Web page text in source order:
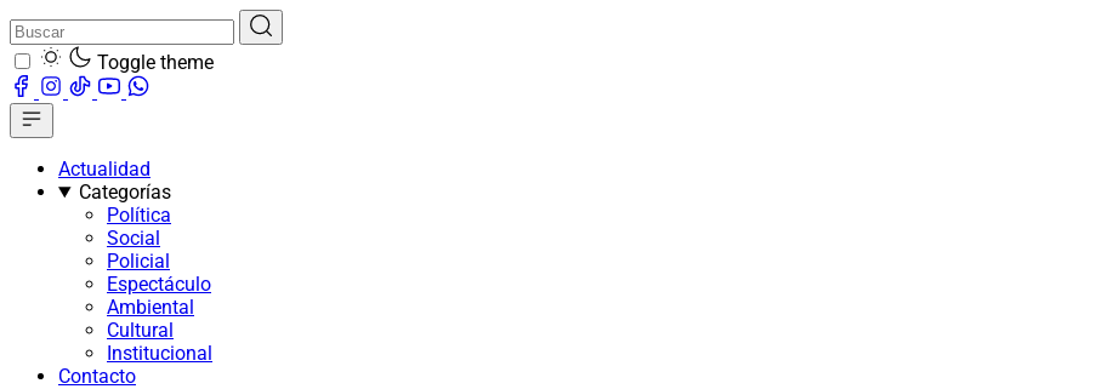
Toggle theme
Actualidad
Categorías
Política
Social
Policial
Espectáculo
Ambiental
Cultural
Institucional
Contacto